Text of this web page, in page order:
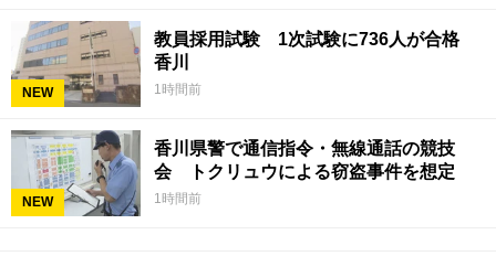
NEW
教員採用試験 1次試験に736人が合格
香川
1時間前
NEW
香川県警で通信指令・無線通話の競技
会 トクリュウによる窃盗事件を想定
1時間前